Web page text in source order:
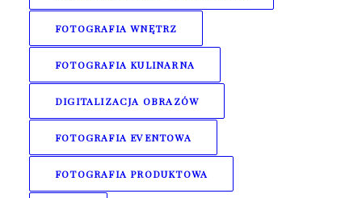
FOTOGRAFIA WNĘTRZ
FOTOGRAFIA KULINARNA
DIGITALIZACJA OBRAZÓW
FOTOGRAFIA EVENTOWA
FOTOGRAFIA PRODUKTOWA